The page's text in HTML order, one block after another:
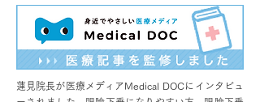
蓮見院長が医療メディアMedical DOCにインタビュ